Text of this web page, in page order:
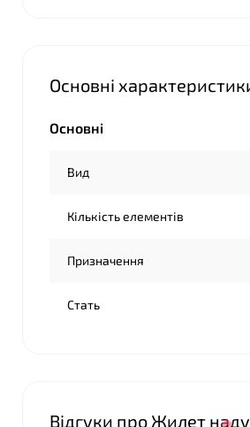
Основні
Основні
Вид
Кількість елементів
Призначення
Стать
Відгуки про Жилет